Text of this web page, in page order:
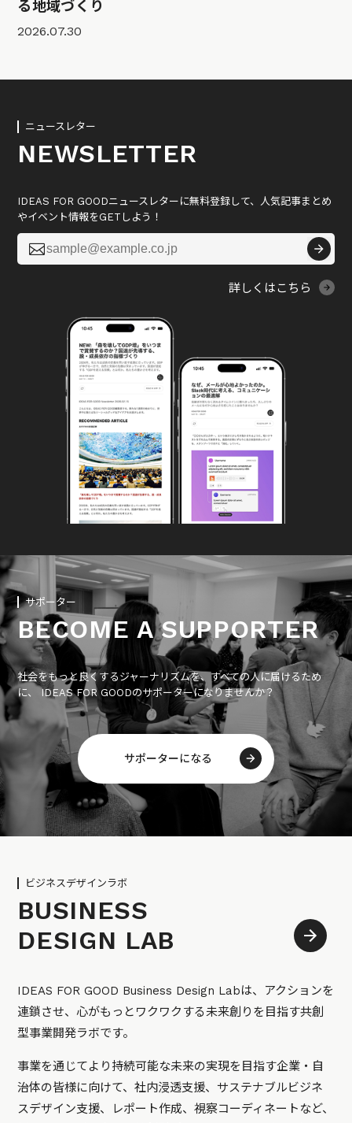
る地域づくり
2026.07.30
ニュースレター
NEWSLETTER
IDEAS FOR GOODニュースレターに無料登録して、人気記事まとめ
やイベント情報をGETしよう！

詳しくはこちら
サポーター
BECOME A SUPPORTER
社会をもっと良くするジャーナリズムを、すべての人に届けるため
に、 IDEAS FOR GOODのサポーターになりませんか？
サポーターになる
ビジネスデザインラボ
BUSINESS
DESIGN LAB
IDEAS FOR GOOD Business Design Labは、アクションを
連鎖させ、心がもっとワクワクする未来創りを目指す共創
型事業開発ラボです。
事業を通じてより持続可能な未来の実現を目指す企業・自
治体の皆様に向けて、社内浸透支援、サステナブルビジネ
スデザイン支援、レポート作成、視察コーディネートなど、